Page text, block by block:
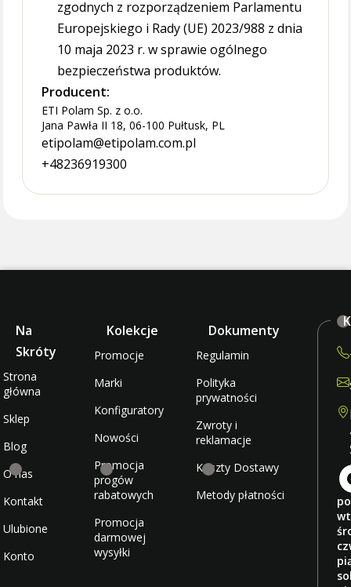
zgodnych z rozporządzeniem Parlamentu
Europejskiego i Rady (UE) 2023/988 z dnia
10 maja 2023 r. w sprawie ogólnego
bezpieczeństwa produktów.
Producent:
ETI Polam Sp. z o.o.
Jana Pawła II 18, 06-100 Pułtusk, PL
etipolam@etipolam.com.pl
+48236919300
Na
Skróty
Strona
główna
Sklep
Blog
O nas
Kontakt
Ulubione
Konto
Kolekcje
Promocje
Marki
Konfiguratory
Nowości
Promocja
progów
rabatowych
Promocja
darmowej
wysyłki
Dokumenty
Regulamin
Polityka
prywatności
Zwroty i
reklamacje
Koszty Dostawy
Metody płatności